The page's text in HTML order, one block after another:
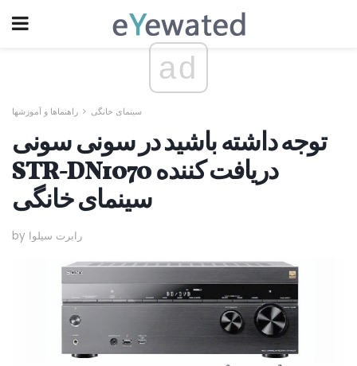
ad
سینمای خانگی راهنماها و آموزشها
توجه داشته باشید در سونی سونی
STR-DN1070 دریافت کننده
سینمای خانگی
by رابرت سیلوا